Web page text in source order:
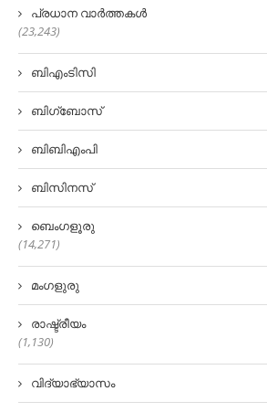
പ്രധാന വാർത്തകൾ
(23,243)
ബിഎംടിസി
ബിഗ്‌ബോസ്
ബിബിഎംപി
ബിസിനസ്
ബെംഗളൂരു
(14,271)
മംഗളുരു
രാഷ്ട്രീയം
(1,130)
വിദ്യാഭ്യാസം